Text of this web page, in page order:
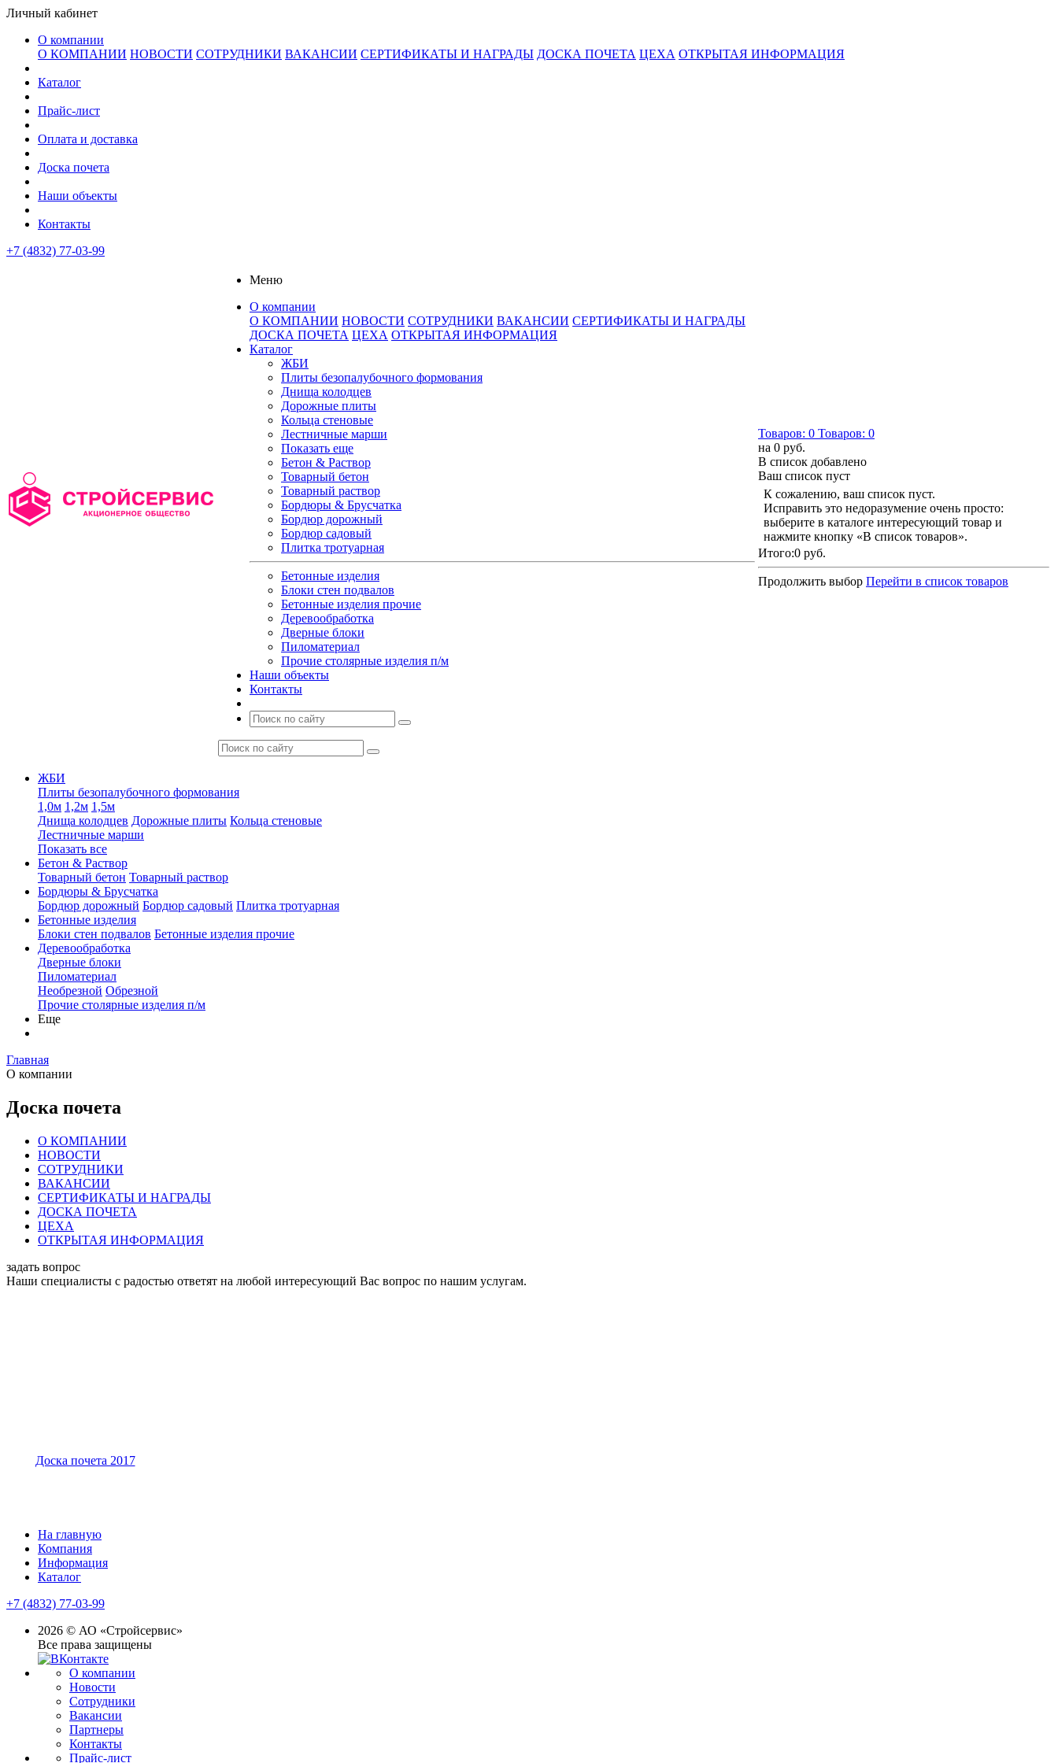
Личный кабинет
О компании
О КОМПАНИИ НОВОСТИ СОТРУДНИКИ ВАКАНСИИ СЕРТИФИКАТЫ И НАГРАДЫ ДОСКА ПОЧЕТА ЦЕХА ОТКРЫТАЯ ИНФОРМАЦИЯ
Каталог
Прайс-лист
Оплата и доставка
Доска почета
Наши объекты
Контакты
+7 (4832) 77-03-99
Меню
О компании
О КОМПАНИИ НОВОСТИ СОТРУДНИКИ ВАКАНСИИ СЕРТИФИКАТЫ И НАГРАДЫ
ДОСКА ПОЧЕТА ЦЕХА ОТКРЫТАЯ ИНФОРМАЦИЯ
Каталог
ЖБИ
Плиты безопалубочного формования
Днища колодцев
Дорожные плиты
Кольца стеновые
Лестничные марши
Показать еще
Бетон & Раствор
Товарный бетон
Товарный раствор
Бордюры & Брусчатка
Бордюр дорожный
Бордюр садовый
Плитка тротуарная
Бетонные изделия
Блоки стен подвалов
Бетонные изделия прочие
Деревообработка
Дверные блоки
Пиломатериал
Прочие столярные изделия п/м
Наши объекты
Контакты
Товаров: 0 Товаров: 0
на 0 руб.
В список добавлено
Ваш список пуст
К сожалению, ваш список пуст.
Исправить это недоразумение очень просто:
выберите в каталоге интересующий товар и
нажмите кнопку «В список товаров».
Итого:0 руб.
Продолжить выбор Перейти в список товаров
ЖБИ
Плиты безопалубочного формования
1,0м 1,2м 1,5м
Днища колодцев Дорожные плиты Кольца стеновые
Лестничные марши
Показать все
Бетон & Раствор
Товарный бетон Товарный раствор
Бордюры & Брусчатка
Бордюр дорожный Бордюр садовый Плитка тротуарная
Бетонные изделия
Блоки стен подвалов Бетонные изделия прочие
Деревообработка
Дверные блоки
Пиломатериал
Необрезной Обрезной
Прочие столярные изделия п/м
Еще
Главная
О компании
Доска почета
О КОМПАНИИ
НОВОСТИ
СОТРУДНИКИ
ВАКАНСИИ
СЕРТИФИКАТЫ И НАГРАДЫ
ДОСКА ПОЧЕТА
ЦЕХА
ОТКРЫТАЯ ИНФОРМАЦИЯ
задать вопрос
Наши специалисты с радостью ответят на любой интересующий Вас вопрос по нашим услугам.
Доска почета 2017
На главную
Компания
Информация
Каталог
+7 (4832) 77-03-99
2026 © АО «Стройсервис»
Все права защищены
О компании
Новости
Сотрудники
Вакансии
Партнеры
Контакты
Прайс-лист